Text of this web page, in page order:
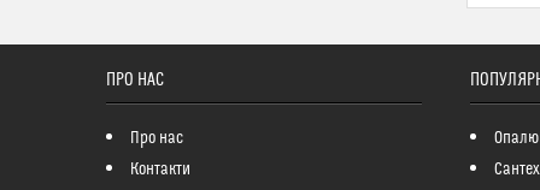
ПРО НАС
Про нас
Контакти